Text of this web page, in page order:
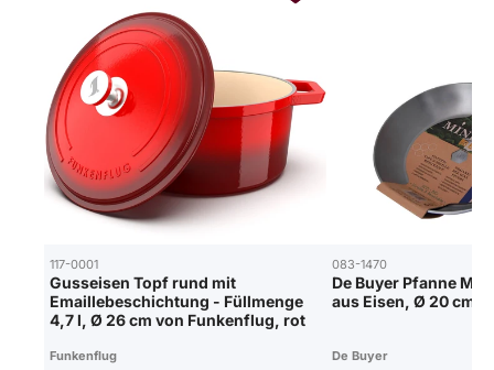
117-0001
Gusseisen Topf rund mit
Emaillebeschichtung - Füllmenge
4,7 l, Ø 26 cm von Funkenflug, rot
Funkenflug
083-1470
De Buyer Pfanne
aus Eisen, Ø 20 cm
De Buyer